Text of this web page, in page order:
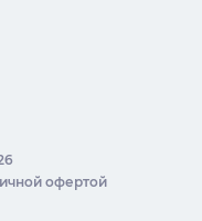
офертой